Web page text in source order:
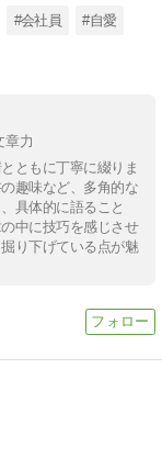
#会社員 #自愛
章力
ともに丁寧に綴りま
趣味など、多角的な
具体的に語ること
中に技巧を感じさせ
り下げている点が魅